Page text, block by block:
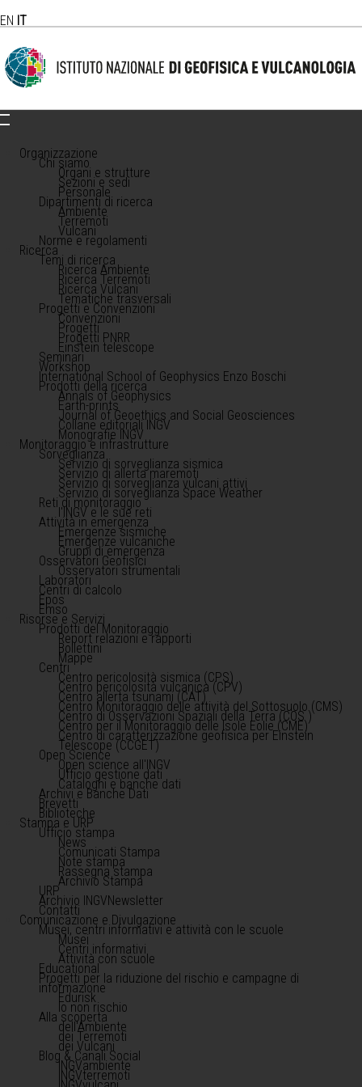
EN IT
Organizzazione
Chi siamo
Organi e strutture
Sezioni e sedi
Personale
Dipartimenti di ricerca
Ambiente
Terremoti
Vulcani
Norme e regolamenti
Ricerca
Temi di ricerca
Ricerca Ambiente
Ricerca Terremoti
Ricerca Vulcani
Tematiche trasversali
Progetti e Convenzioni
Convenzioni
Progetti
Progetti PNRR
Einstein telescope
Seminari
Workshop
International School of Geophysics Enzo Boschi
Prodotti della ricerca
Annals of Geophysics
Earth-prints
Journal of Geoethics and Social Geosciences
Collane editoriali INGV
Monografie INGV
Monitoraggio e infrastrutture
Sorveglianza
Servizio di sorveglianza sismica
Servizio di allerta maremoti
Servizio di sorveglianza vulcani attivi
Servizio di sorveglianza Space Weather
Reti di monitoraggio
l'INGV e le sue reti
Attività in emergenza
Emergenze sismiche
Emergenze vulcaniche
Gruppi di emergenza
Osservatori Geofisici
Osservatori strumentali
Laboratori
Centri di calcolo
Epos
Emso
Risorse e Servizi
Prodotti del Monitoraggio
Report relazioni e rapporti
Bollettini
Mappe
Centri
Centro pericolosità sismica (CPS)
Centro pericolosità vulcanica (CPV)
Centro allerta tsunami (CAT)
Centro Monitoraggio delle attività del Sottosuolo (CMS)
Centro di Osservazioni Spaziali della Terra (COS )
Centro per il Monitoraggio delle Isole Eolie (CME)
Centro di caratterizzazione geofisica per Einstein
Telescope (CCGET)
Open Science
Open science all'INGV
Ufficio gestione dati
Cataloghi e banche dati
Archivi e Banche Dati
Brevetti
Biblioteche
Stampa e URP
Ufficio stampa
News
Comunicati Stampa
Note stampa
Rassegna stampa
Archivio Stampa
URP
Archivio INGVNewsletter
Contatti
Comunicazione e Divulgazione
Musei, centri informativi e attività con le scuole
Musei
Centri informativi
Attività con scuole
Educational
Progetti per la riduzione del rischio e campagne di
informazione
Edurisk
Io non rischio
Alla scoperta
dell'Ambiente
dei Terremoti
dei Vulcani
Blog & Canali Social
INGVambiente
INGVterremoti